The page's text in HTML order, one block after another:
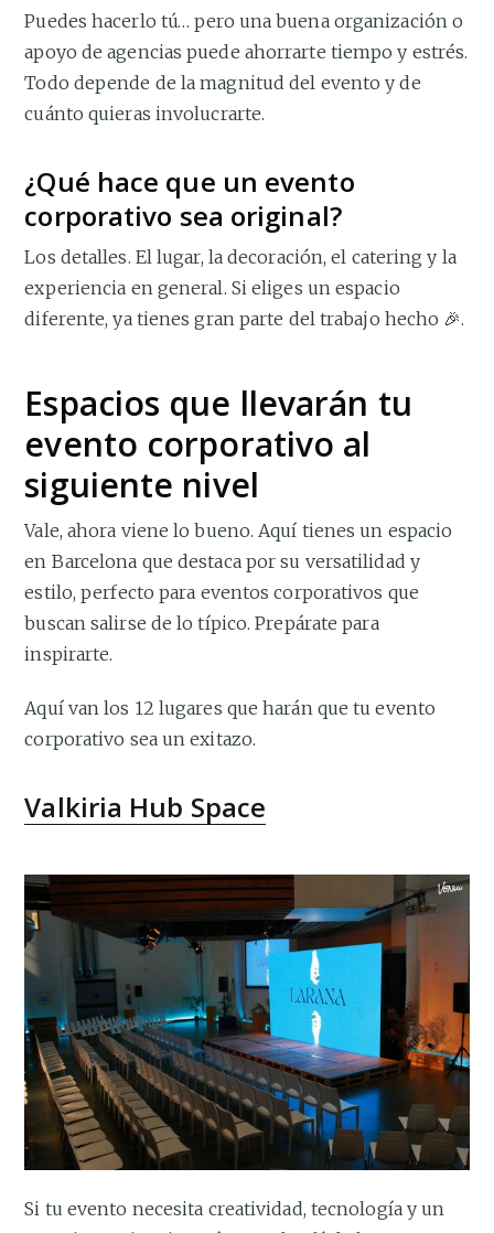
Puedes hacerlo tú… pero una buena organización o
apoyo de agencias puede ahorrarte tiempo y estrés.
Todo depende de la magnitud del evento y de
cuánto quieras involucrarte.
¿Qué hace que un evento
corporativo sea original?
Los detalles. El lugar, la decoración, el catering y la
experiencia en general. Si eliges un espacio
diferente, ya tienes gran parte del trabajo hecho 🎉.
Espacios que llevarán tu
evento corporativo al
siguiente nivel
Vale, ahora viene lo bueno. Aquí tienes un espacio
en Barcelona que destaca por su versatilidad y
estilo, perfecto para eventos corporativos que
buscan salirse de lo típico. Prepárate para
inspirarte.
Aquí van los 12 lugares que harán que tu evento
corporativo sea un exitazo.
Valkiria Hub Space
Si tu evento necesita creatividad, tecnología y un